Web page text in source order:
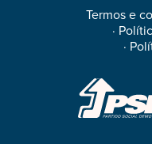
Termos e
·
·